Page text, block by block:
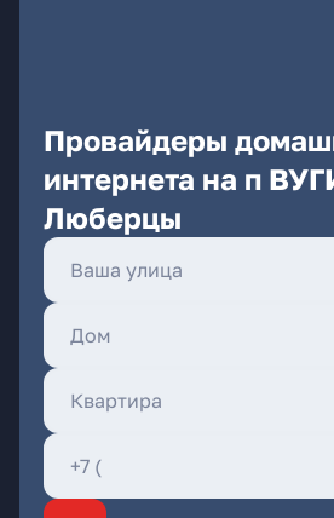
Провайдеры
интернета на п
Люберцы